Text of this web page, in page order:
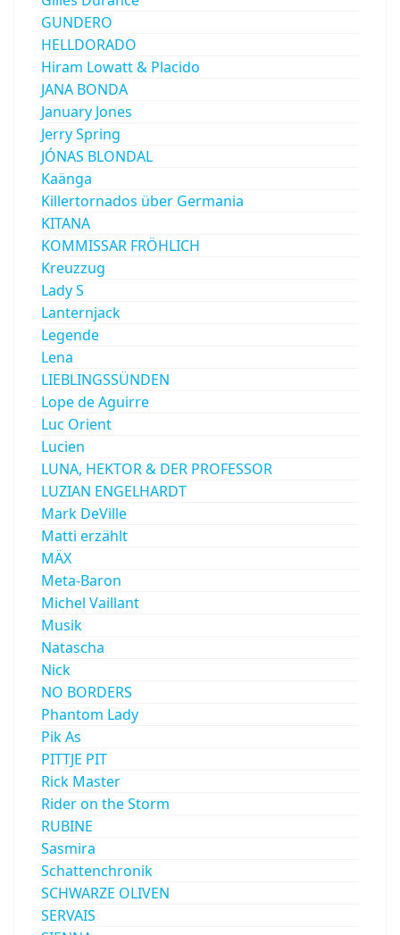
GUNDERO
HELLDORADO
Hiram Lowatt & Placido
JANA BONDA
January Jones
Jerry Spring
JÓNAS BLONDAL
Kaänga
Killertornados über Germania
KITANA
KOMMISSAR FRÖHLICH
Kreuzzug
Lady S
Lanternjack
Legende
Lena
LIEBLINGSSÜNDEN
Lope de Aguirre
Luc Orient
Lucien
LUNA, HEKTOR & DER PROFESSOR
LUZIAN ENGELHARDT
Mark DeVille
Matti erzählt
MÄX
Meta-Baron
Michel Vaillant
Musik
Natascha
Nick
NO BORDERS
Phantom Lady
Pik As
PITTJE PIT
Rick Master
Rider on the Storm
RUBINE
Sasmira
Schattenchronik
SCHWARZE OLIVEN
SERVAIS